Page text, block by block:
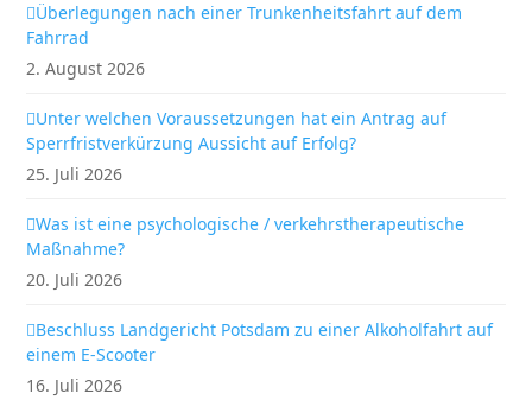
Überlegungen nach einer Trunkenheitsfahrt auf dem
Fahrrad
2. August 2026
Unter welchen Voraussetzungen hat ein Antrag auf
Sperrfristverkürzung Aussicht auf Erfolg?
25. Juli 2026
Was ist eine psychologische / verkehrstherapeutische
Maßnahme?
20. Juli 2026
Beschluss Landgericht Potsdam zu einer Alkoholfahrt auf
einem E-Scooter
16. Juli 2026